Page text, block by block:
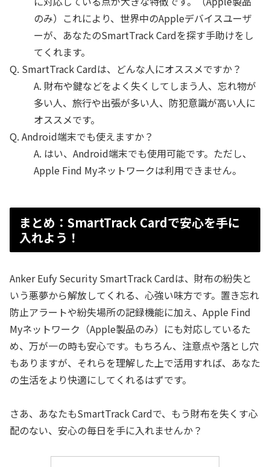
のみ）これにより、世界中のAppleデバイスユーザ
ーが、あなたのSmartTrack Cardを探す手助けをし
てくれます。
Q. SmartTrack Cardは、どんな人にオススメですか？
A. 財布や鍵などをよく失くしてしまう人、忘れ物が
多い人、旅行や出張が多い人、防犯意識が高い人に
オススメです。
Q. Android端末でも使えますか？
A. はい、Android端末でも使用可能です。ただし、
Apple Find Myネットワークは利用できません。
まとめ：SmartTrack Cardで安心を手に
入れよう！
Anker Eufy Security SmartTrack Cardは、財布の紛失と
いう悪夢から解放してくれる、心強い味方です。置き忘れ
防止アラートや紛失場所の記録機能に加え、Apple Find
Myネットワーク（Apple製品のみ）にも対応しているた
め、万が一の時も安心です。もちろん、注意点や落とし穴
もありますが、それらを理解した上で活用すれば、あなた
の生活をより快適にしてくれるはずです。
さあ、あなたもSmartTrack Cardで、もう財布を失くす心
配のない、安心の毎日を手に入れませんか？